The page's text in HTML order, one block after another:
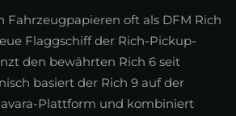
Fahrzeugpapieren oft als DFM Rich
Flaggschiff der Rich-Pickup-
den bewährten Rich 6 seit
basiert der Rich 9 auf der
Plattform und kombiniert